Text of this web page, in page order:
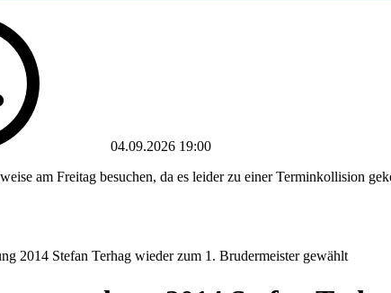
04.09.2026 19:00
am Freitag besuchen, da es leider zu einer Terminkollision
2014 Stefan Terhag wieder zum 1. Brudermeister gewählt